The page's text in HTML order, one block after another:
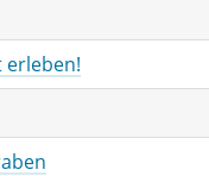
erleben!